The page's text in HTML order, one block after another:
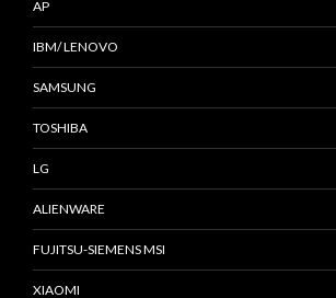
AP
IBM/ LENOVO
SAMSUNG
TOSHIBA
LG
ALIENWARE
FUJITSU-SIEMENS MSI
XIAOMI